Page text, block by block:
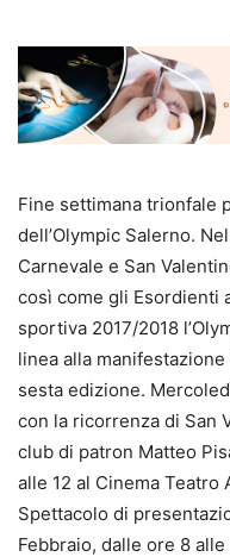
Fine settimana trionfale
dell’Olympic Salerno.
Carnevale e San
così come gli Esordienti
sportiva 2017/2018
linea alla manifestazione
sesta edizione.
con la ricorrenza di San
club di patron Matteo
alle 12 al Cinema
Spettacolo di
Febbraio, dalle ore 8